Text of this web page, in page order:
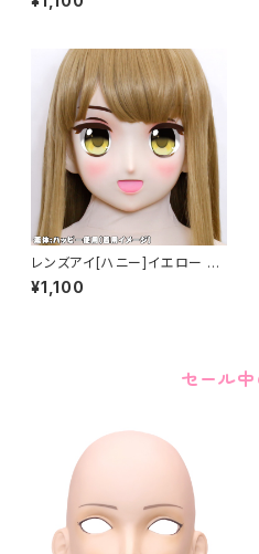
レンズアイ[ハニー]イエロー Le
ns eye [Honey] Yellow
¥1,100
セール